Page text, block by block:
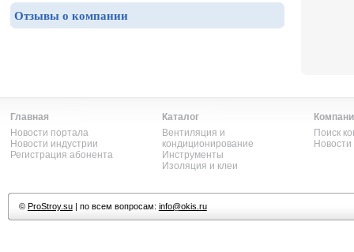
Отзывы о компании
Главная
Новости портала
Новости индустрии
Регистрация абонента
Каталог
Вентиляция и
кондиционирование
Инструменты
Изоляция и клеи
Поиск
© ProStroy.su| по всем вопросам: info@okis.ru